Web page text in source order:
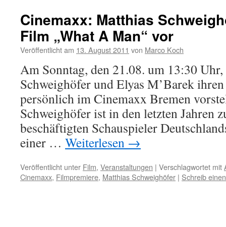
Cinemaxx: Matthias
Film „What A Man“ vor
Veröffentlicht am 13. August 2011 von Marco Koch
Am Sonntag, den 21.08. um 13:30
Schweighöfer und Elyas M’Barek
persönlich im Cinemaxx Bremen
Schweighöfer ist in den letzten Jahren
beschäftigten Schauspieler
einer … Weiterlesen →
Veröffentlicht unter Film, Veranstaltungen | Verschlagwortet mit
Cinemaxx, Filmpremiere, Matthias Schweighöfer | Schreib